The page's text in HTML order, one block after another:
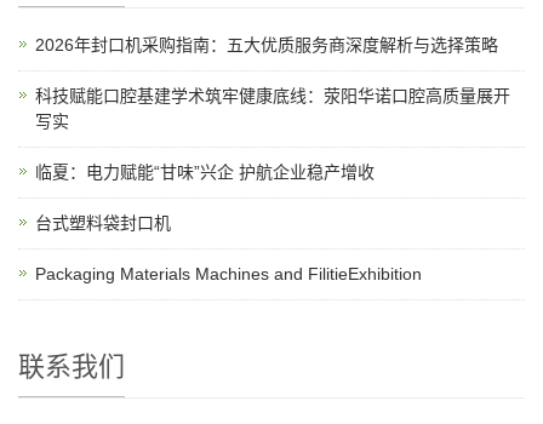
2026年封口机采购指南：五大优质服务商深度解析与选择策略
科技赋能口腔基建学术筑牢健康底线：荥阳华诺口腔高质量展开
写实
临夏：电力赋能“甘味”兴企 护航企业稳产增收
台式塑料袋封口机
Packaging Materials Machines and FilitieExhibition
联系我们